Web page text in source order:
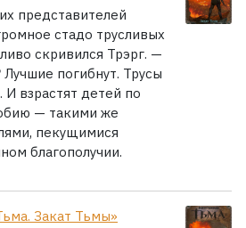
представителей
стадо трусливых
скривился Трэрг. —
погибнут. Трусы
И взрастят детей по
— такими же
пекущимися
благополучии.
Закат Тьмы»